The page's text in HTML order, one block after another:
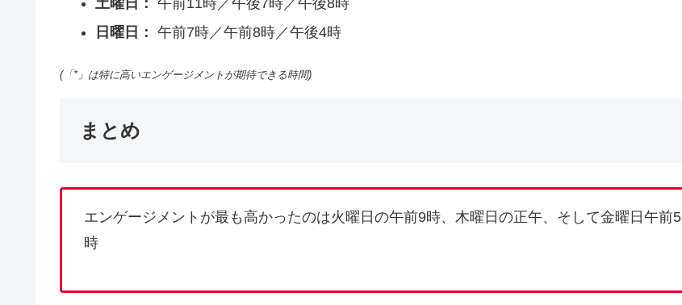
土曜日： 午前11時／午後7時／午後8時
日曜日： 午前7時／午前8時／午後4時
(「*」は特に高いエンゲージメントが期待できる時間)
まとめ
エンゲージメントが最も高かったのは火曜日の午前9時、木曜日の正午、そして金曜日午前5
時